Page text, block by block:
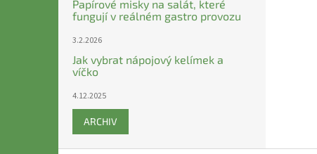
Papírové misky na salát, které
fungují v reálném gastro provozu
3.2.2026
Jak vybrat nápojový kelímek a
víčko
4.12.2025
ARCHIV